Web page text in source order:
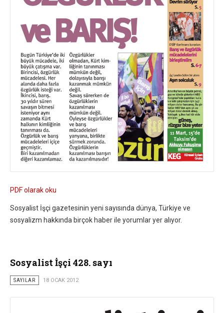
PDF olarak oku
Sosyalist İşçi gazetesinin yeni sayısında dünya, Türkiye ve
sosyalizm hakkında birçok haber ile yorumlar yer alıyor.
Sosyalist İşçi 428. sayı
SAYILAR 18 OCAK 2012